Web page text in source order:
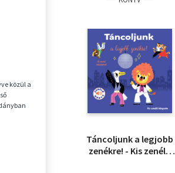
közül a
Táncoljunk a legjobb
zenékre! - Kis zenélő